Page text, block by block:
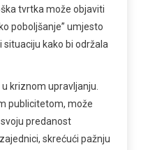
tvrtka može objaviti
poboljšanje” umjesto
situaciju kako bi održala
kriznom upravljanju.
publicitetom, može
predanost
skrećući pažnju